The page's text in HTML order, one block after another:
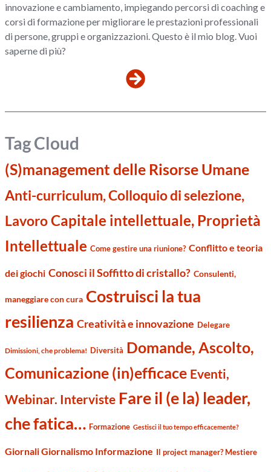
innovazione e cambiamento, impiegando percorsi di coaching e
corsi di formazione per migliorare le prestazioni professionali
di persone, gruppi e organizzazioni. Questo è il mio blog. Vuoi
saperne di più?
Tag Cloud
(S)management delle Risorse Umane
Anti-curriculum, Colloquio di selezione,
LavoroCapitale intellettuale, Proprietà
Intellettuale Come gestire una riunione? Conflitto e teoria
dei giochi Conosci il Soffitto di cristallo? Consulenti,
maneggiare con cura Costruisci la tua
resilienza Creatività e innovazione Delegare
Dimissioni, che problema! Diversità Domande, Ascolto,
Comunicazione (in)efficace Eventi,
Webinar. Interviste Fare il (e la) leader,
che fatica… Formazione Gestisci il tuo tempo efficacemente?
Giornali Giornalismo Informazione Il project manager? Mestiere